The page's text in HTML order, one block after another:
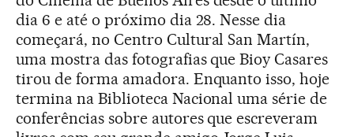
dia 6 e até o próximo dia 28. Nesse dia
começará, no Centro Cultural San Martín,
uma mostra das fotografias que Bioy Casares
tirou de forma amadora. Enquanto isso, hoje
termina na Biblioteca Nacional uma série de
conferências sobre autores que escreveram